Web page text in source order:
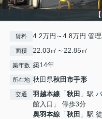
賃料 4.2万円～4.8万円 管
面積 22.03㎡～22.85㎡
築年数 築14年
所在地 秋田県秋田市手形
交通 羽越本線 「秋田 」駅
館入口」 停歩3分
奥羽本線 「秋田 」駅